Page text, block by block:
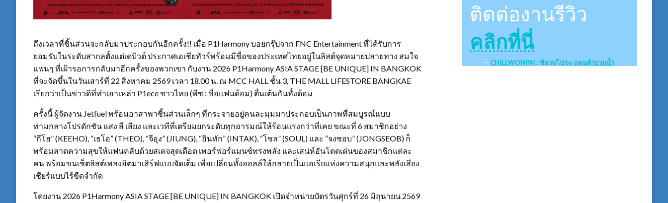
ถึงเวลาที่ชิ้นส่วนจะกลับมาประกอบกันอีกครั้ง!! เมื่อ P1Harmony บอยกรุ๊ปจาก FNC Entertainment ที่ได้รับการ
ยอมรับในระดับสากลตั้งแต่เดบิวต์ ประกาศเอเชียทัวร์พร้อมมีชื่อของประเทศไทยอยู่ในลิสต์จุดหมายปลายทาง สมใจ
แฟนๆ ที่เฝ้ารอการกลับมาอีกครั้งของพวกเขา กับงาน 2026 P1Harmony ASIA STAGE [BE UNIQUE] IN BANGKOK
ที่จะจัดขึ้นในวันเสาร์ที่ 22 สิงหาคม 2569 เวลา 18.00 น. ณ MCC HALL ชั้น 3, THE MALL LIFESTORE BANGKAE
เรียกว่าเป็นข่าวดีที่ทำเอาเหล่า P1ece ชาวไทย (พีซ : ชื่อแฟนด้อม) ตื่นเต้นกันทั้งด้อม
ครั้งนี้ ผู้จัดงาน Jetfuel พร้อมอาสาพาชิ้นส่วนเล็กๆ ที่กระจายอยู่คนละมุมมาประกอบเป็นภาพที่สมบูรณ์แบบ
ท่ามกลางโปรดักชัน แสง สี เสียง และเวทีที่เตรียมยกระดับทุกอารมณ์ให้ร้อนแรงกว่าที่เคย ขณะที่ 6 สมาชิกอย่าง
“กีโฮ” (KEEHO), “เธโอ” (THEO), “จีอุง” (JIUNG), “อินทัก” (INTAK), “โซล” (SOUL) และ “จงซอบ” (JONGSEOB) ก็
พร้อมสาดความสุขให้แฟนคลับด้วยสเตจสุดเดือด เพอร์ฟอร์แมนซ์ทรงพลัง และเสน่ห์อันโดดเด่นของสมาชิกแต่ละ
คน พร้อมขนเซ็ตลิสต์เพลงฮิตมาเสิร์ฟแบบจัดเต็ม เพื่อเปลี่ยนทั้งฮอลล์ให้กลายเป็นแอเรียแห่งความสนุกและพลังเสียง
เชียร์แบบไร้ขีดจำกัด
โดยงาน 2026 P1Harmony ASIA STAGE [BE UNIQUE] IN BANGKOK เปิดจำหน่ายบัตรวันศุกร์ที่ 26 มิถุนายน 2569
ติดต่องานรีวิว
คลิกที่นี่
CHILLWONPAI : ชิลวนไป by แพนด้าบวมน้ำ